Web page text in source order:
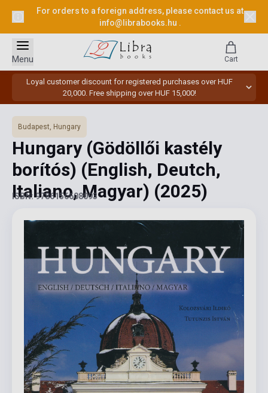
For orders to a foreign address, please contact us at
info@librabooks.hu .
Loyal customer discount for registered purchases over HUF
20,000. Free shipping over HUF 15,000!
Menu Cart
Budapest, Hungary
Hungary (Gödöllői kastély
borítós) (English, Deutch,
Italiano, Magyar) (2025)
ISBN: 9786156608093